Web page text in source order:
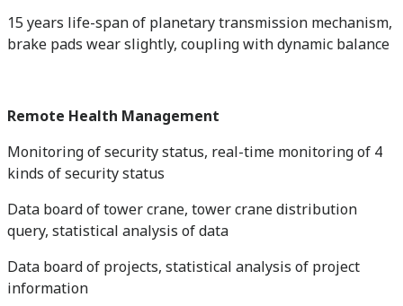
15 years life-span of planetary transmission mechanism,
brake pads wear slightly, coupling with dynamic balance
Remote Health Management
Monitoring of security status, real-time monitoring of 4
kinds of security status
Data board of tower crane, tower crane distribution
query, statistical analysis of data
Data board of projects, statistical analysis of project
information